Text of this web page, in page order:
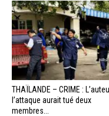
THAÏLANDE – CRIME :
l’attaque aurait tué deux
membres...